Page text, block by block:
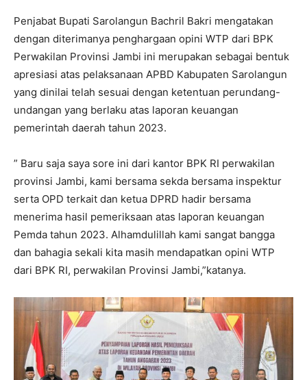
Penjabat Bupati Sarolangun Bachril Bakri mengatakan
dengan diterimanya penghargaan opini WTP dari BPK
Perwakilan Provinsi Jambi ini merupakan sebagai bentuk
apresiasi atas pelaksanaan APBD Kabupaten Sarolangun
yang dinilai telah sesuai dengan ketentuan perundang-
undangan yang berlaku atas laporan keuangan
pemerintah daerah tahun 2023.
” Baru saja saya sore ini dari kantor BPK RI perwakilan
provinsi Jambi, kami bersama sekda bersama inspektur
serta OPD terkait dan ketua DPRD hadir bersama
menerima hasil pemeriksaan atas laporan keuangan
Pemda tahun 2023. Alhamdulillah kami sangat bangga
dan bahagia sekali kita masih mendapatkan opini WTP
dari BPK RI, perwakilan Provinsi Jambi,”katanya.